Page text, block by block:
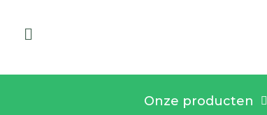
Onze producten